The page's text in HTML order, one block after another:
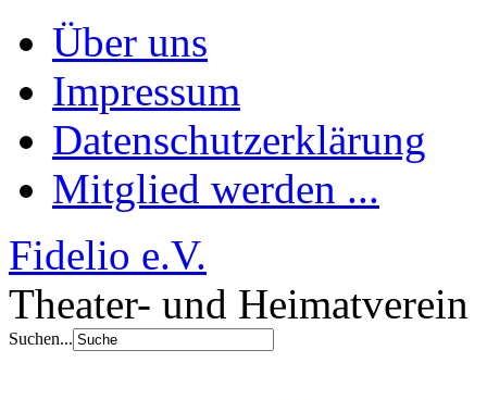
Über uns
Impressum
Datenschutzerklärung
Mitglied werden ...
Fidelio e.V.
Theater- und Heimatverein
Suchen...